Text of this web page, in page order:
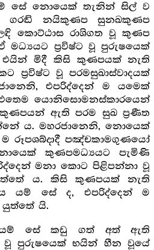
සේ නොයෙක් තැනින් සිල් ව
ගරඬි නයිකුණප සුනඛකුණප
කොට්ඨාස රාශිගත වූ කුණප
මධ්‍යයට ප්‍ර‍විෂ්ට වූ පුරුෂයෙක්
එයින් මිදී කිසි කුණපයක් නැති
ප්‍ර‍විෂ්ට වූ පරමසුඛාස්වාදයක්
එපරිද්දෙන් ම යමෙක්
යොනිසොමනස්කාරයෙන්
ඇති පරම සුඛ ප්‍ර‍ණීත
ය. මහරජානෙනි, නොයෙක්
රූපශබ්දාදී පඤ්චකාමගුණයෝ
කුණපමධ්‍යයට පැමිණි
මනා කොට පිළිපන්නා වූ
ය. කිසි කුණපයක් නැති
යම් සේ ද, එපරිද්දෙන් ම
යුත්තේ යි.
යම් සේ කඩු ගත් අත් ඇති
වූ පුරුෂයෙක් භයින් හීන වූයේ